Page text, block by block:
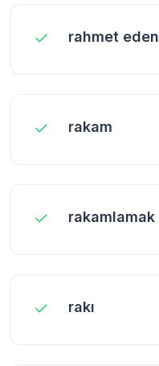
rahmet eden
rakam
rakamlamak
rakı